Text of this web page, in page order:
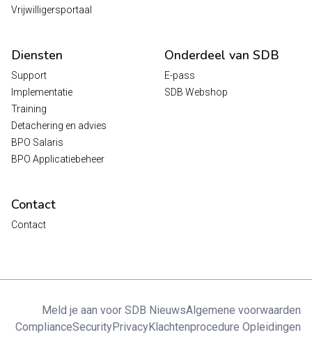
Vrijwilligersportaal
Diensten
Support
Implementatie
Training
Detachering en advies
BPO Salaris
BPO Applicatiebeheer
Onderdeel van SDB
E-pass
SDB Webshop
Contact
Contact
Meld je aan voor SDB NieuwsAlgemene voorwaarden
ComplianceSecurityPrivacyKlachtenprocedure Opleidingen